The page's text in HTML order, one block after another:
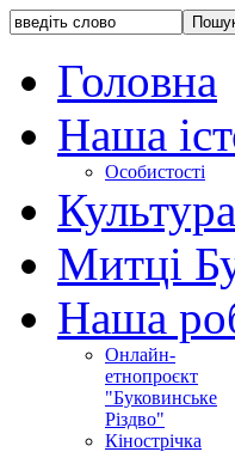
Головна
Наша
Особистості
Митці
Наша
Онлайн-
етнопроєкт
"Буковинське
Різдво"
Кінострічка